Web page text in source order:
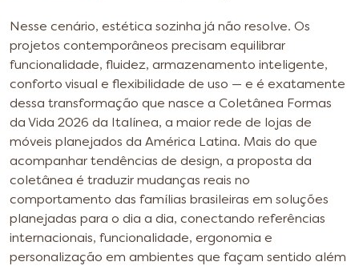
Nesse cenário, estética sozinha já não resolve. Os
projetos contemporâneos precisam equilibrar
funcionalidade, fluidez, armazenamento inteligente,
conforto visual e flexibilidade de uso — e é exatamente
dessa transformação que nasce a Coletânea Formas
da Vida 2026 da Italínea, a maior rede de lojas de
móveis planejados da América Latina. Mais do que
acompanhar tendências de design, a proposta da
coletânea é traduzir mudanças reais no
comportamento das famílias brasileiras em soluções
planejadas para o dia a dia, conectando referências
internacionais, funcionalidade, ergonomia e
personalização em ambientes que façam sentido além